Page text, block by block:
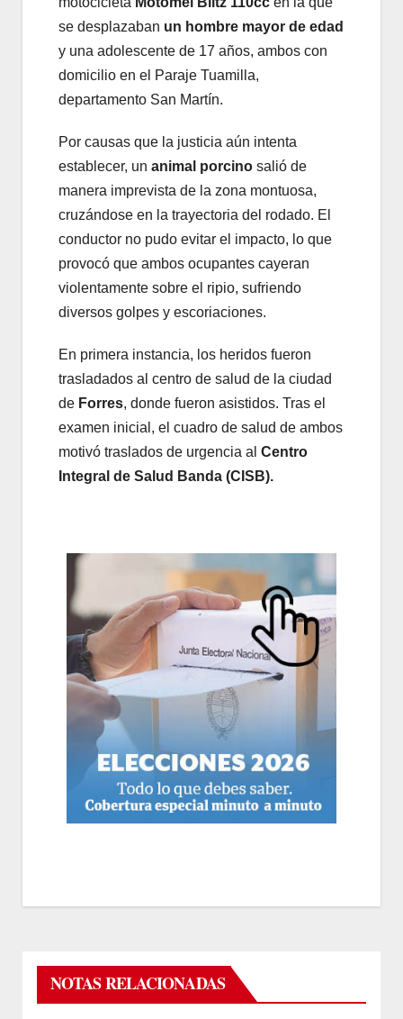
se desplazaban un hombre mayor de edad
y una adolescente de 17 años, ambos con
domicilio en el Paraje Tuamilla,
departamento San Martín.
Por causas que la justicia aún intenta
establecer, un animal porcino salió de
manera imprevista de la zona montuosa,
cruzándose en la trayectoria del rodado. El
conductor no pudo evitar el impacto, lo que
provocó que ambos ocupantes cayeran
violentamente sobre el ripio, sufriendo
diversos golpes y escoriaciones.
En primera instancia, los heridos fueron
trasladados al centro de salud de la ciudad
de Forres, donde fueron asistidos. Tras el
examen inicial, el cuadro de salud de ambos
motivó traslados de urgencia al Centro
Integral de Salud Banda (CISB).
NOTAS RELACIONADAS